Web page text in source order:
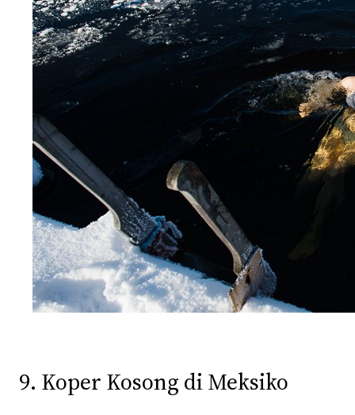
9. Koper Kosong di Meksiko